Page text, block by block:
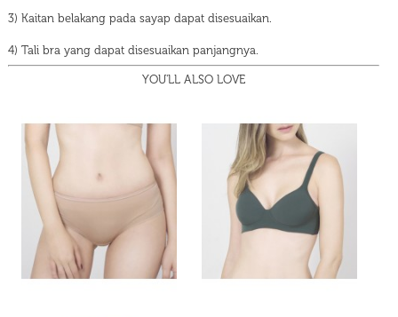
3) Kaitan belakang pada sayap dapat disesuaikan.
4) Tali bra yang dapat disesuaikan panjangnya.
YOU'LL ALSO LOVE